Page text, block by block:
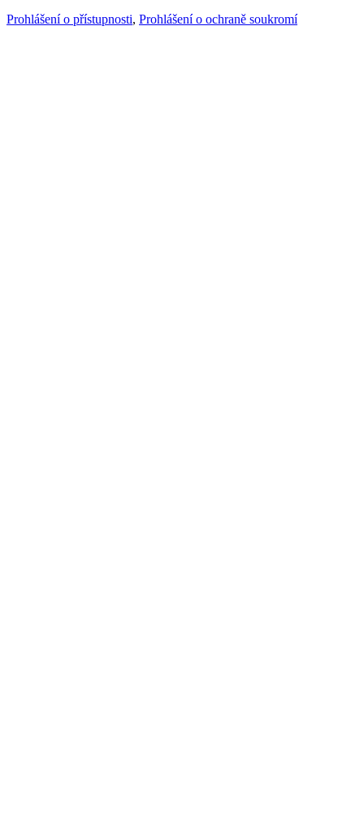
Prohlášení o přístupnosti, Prohlášení o ochraně soukromí